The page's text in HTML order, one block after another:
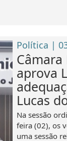
Política |
aprova
Lucas
Na sessão
feira (02), os
uma sessão